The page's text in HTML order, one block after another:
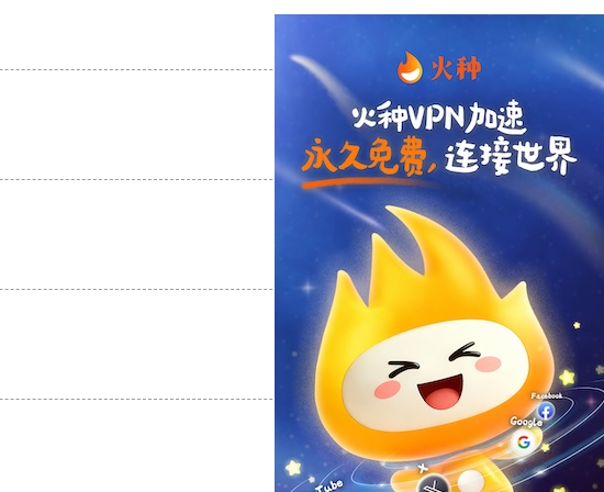
支持 [0] 反对[0]
支持[0] 反对
支持[0] 反对[0]